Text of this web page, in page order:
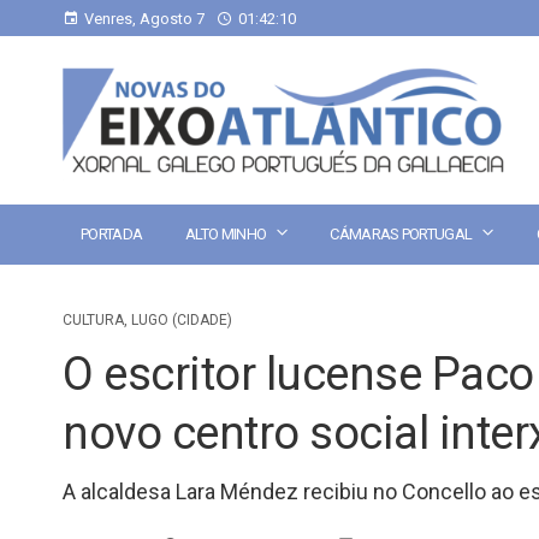
Venres, Agosto 7 01:42:11
PORTADA ALTO MINHO CÁMARAS PORTUGAL
CULTURA, LUGO (CIDADE)
O escritor lucense
novo centro social
A alcaldesa Lara Méndez recibiu no Concello ao